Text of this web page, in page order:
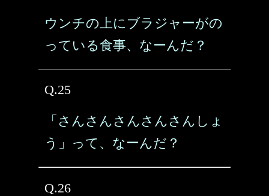
ウンチの上にブラジャーがの
っている食事、なーんだ？
Q.25
「さんさんさんさんさんしょ
う」って、なーんだ？
Q.26